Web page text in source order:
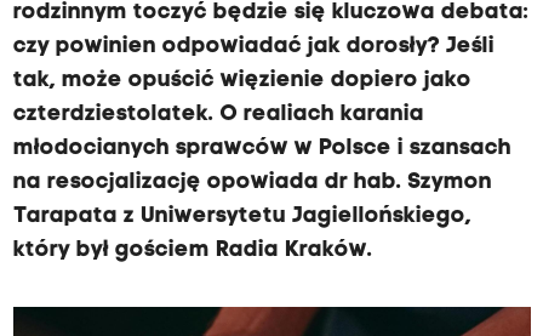
rodzinnym toczyć będzie się kluczowa debata:
czy powinien odpowiadać jak dorosły? Jeśli
tak, może opuścić więzienie dopiero jako
czterdziestolatek. O realiach karania
młodocianych sprawców w Polsce i szansach
na resocjalizację opowiada dr hab. Szymon
Tarapata z Uniwersytetu Jagiellońskiego,
który był gościem Radia Kraków.